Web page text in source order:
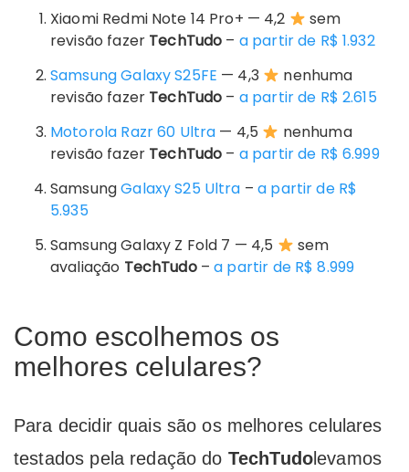
Xiaomi Redmi Note 14 Pro+ — 4,2
sem
revisão fazer TechTudo – a partir de R$ 1.932
SamsungGalaxy S25FE — 4,3
nenhuma
revisão fazer TechTudo – a partir de R$ 2.615
Motorola Razr 60 Ultra — 4,5
nenhuma
revisão fazer TechTudo – a partir de R$ 6.999
SamsungGalaxy S25 Ultra –a partir de R$
5.935
Samsung Galaxy Z Fold 7 — 4,5
sem
avaliação TechTudo–a partir de R$ 8.999
Como escolhemos os
melhores celulares?
Para decidir quais são os melhores celulares
testados pela redação do TechTudolevamos